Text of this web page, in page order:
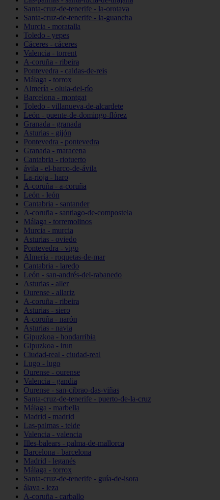
Santa-cruz-de-tenerife - la-orotava
Santa-cruz-de-tenerife - la-guancha
Murcia - moratalla
Toledo - yepes
Cáceres - cáceres
Valencia - torrent
A-coruña - ribeira
Pontevedra - caldas-de-reis
Málaga - torrox
Almería - olula-del-río
Barcelona - montgat
Toledo - villanueva-de-alcardete
León - puente-de-domingo-flórez
Granada - granada
Asturias - gijón
Pontevedra - pontevedra
Granada - maracena
Cantabria - riotuerto
ávila - el-barco-de-ávila
La-rioja - haro
A-coruña - a-coruña
León - león
Cantabria - santander
A-coruña - santiago-de-compostela
Málaga - torremolinos
Murcia - murcia
Asturias - oviedo
Pontevedra - vigo
Almería - roquetas-de-mar
Cantabria - laredo
León - san-andrés-del-rabanedo
Asturias - aller
Ourense - allariz
A-coruña - ribeira
Asturias - siero
A-coruña - narón
Asturias - navia
Gipuzkoa - hondarribia
Gipuzkoa - irun
Ciudad-real - ciudad-real
Lugo - lugo
Ourense - ourense
Valencia - gandia
Ourense - san-cibrao-das-viñas
Santa-cruz-de-tenerife - puerto-de-la-cruz
Málaga - marbella
Madrid - madrid
Las-palmas - telde
Valencia - valencia
Illes-balears - palma-de-mallorca
Barcelona - barcelona
Madrid - leganés
Málaga - torrox
Santa-cruz-de-tenerife - guía-de-isora
álava - leza
A-coruña - carballo